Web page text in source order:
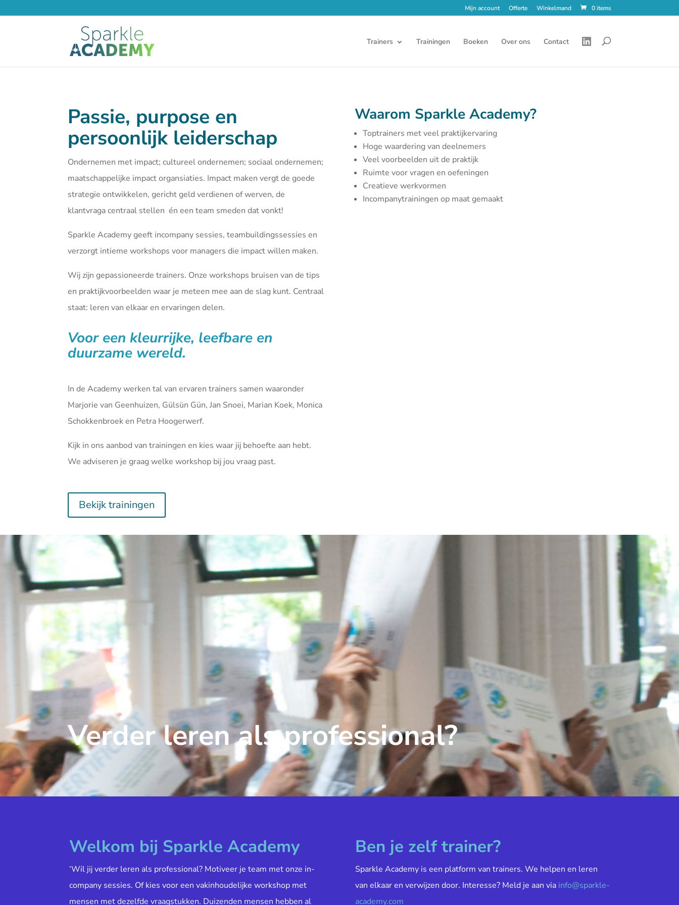
Mijn account Offerte Winkelmand 0 items
Trainers Trainingen Boeken Over ons Contact
Passie, purpose en
persoonlijk leiderschap
Ondernemen met impact; cultureel ondernemen; sociaal ondernemen;
maatschappelijke impact organsiaties. Impact maken vergt de goede
strategie ontwikkelen, gericht geld verdienen of werven, de
klantvraga centraal stellen én een team smeden dat vonkt!
Sparkle Academy geeft incompany sessies, teambuildingssessies en
verzorgt intieme workshops voor managers die impact willen maken.
Wij zijn gepassioneerde trainers. Onze workshops bruisen van de tips
en praktijkvoorbeelden waar je meteen mee aan de slag kunt. Centraal
staat: leren van elkaar en ervaringen delen.
Voor een kleurrijke, leefbare en
duurzame wereld.
In de Academy werken tal van ervaren trainers samen waaronder
Marjorie van Geenhuizen, Gülsün Gün, Jan Snoei, Marian Koek, Monica
Schokkenbroek en Petra Hoogerwerf.
Kijk in ons aanbod vantrainingen en kies waar jij behoefte aan hebt.
We adviseren je graag welke workshop bij jou vraag past.
Bekijk trainingen
Waarom Sparkle Academy?
Toptrainers met veel praktijkervaring
Hoge waardering van deelnemers
Veel voorbeelden uit de praktijk
Ruimte voor vragen en oefeningen
Creatieve werkvormen
Incompanytrainingen op maat gemaakt
Verder leren als professional?
Welkom bij Sparkle Academy
‘Wil jij verder leren als professional? Motiveer je team met onze in-
company sessies. Of kies voor een vakinhoudelijke workshop met
mensen met dezelfde vraagstukken. Duizenden mensen hebben al
Ben je zelf trainer?
Sparkle Academy is een platform van trainers. We helpen en leren
van elkaar en verwijzen door. Interesse? Meld je aan via info@sparkle-
academy.com